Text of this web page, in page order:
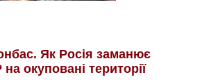
Як Росія заманює
окуповані території